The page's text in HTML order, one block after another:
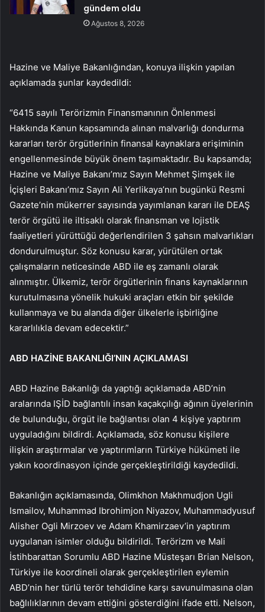
gündem oldu
Ağustos 8, 2026
Hazine ve Maliye Bakanlığından, konuya ilişkin yapılan
açıklamada şunlar kaydedildi:
“6415 sayılı Terörizmin Finansmanının Önlenmesi
Hakkında Kanun kapsamında alınan malvarlığı dondurma
kararları terör örgütlerinin finansal kaynaklara erişiminin
engellenmesinde büyük önem taşımaktadır. Bu kapsamda;
Hazine ve Maliye Bakanı’mız Sayın Mehmet Şimşek ile
İçişleri Bakanı’mız Sayın Ali Yerlikaya’nın bugünkü Resmi
Gazete’nin mükerrer sayısında yayımlanan kararı ile DEAŞ
terör örgütü ile iltisaklı olarak finansman ve lojistik
faaliyetleri yürüttüğü değerlendirilen 3 şahsın malvarlıkları
dondurulmuştur. Söz konusu karar, yürütülen ortak
çalışmaların neticesinde ABD ile eş zamanlı olarak
alınmıştır. Ülkemiz, terör örgütlerinin finans kaynaklarının
kurutulmasına yönelik hukuki araçları etkin bir şekilde
kullanmaya ve bu alanda diğer ülkelerle işbirliğine
kararlılıkla devam edecektir.”
ABD HAZİNE BAKANLIĞI’NIN AÇIKLAMASI
ABD Hazine Bakanlığı da yaptığı açıklamada ABD’nin
aralarında IŞİD bağlantılı insan kaçakçılığı ağının üyelerinin
de bulunduğu, örgüt ile bağlantısı olan 4 kişiye yaptırım
uyguladığını bildirdi. Açıklamada, söz konusu kişilere
ilişkin araştırmalar ve yaptırımların Türkiye hükümeti ile
yakın koordinasyon içinde gerçekleştirildiği kaydedildi.
Bakanlığın açıklamasında, Olimkhon Makhmudjon Ugli
Ismailov, Muhammad Ibrohimjon Niyazov, Muhammadyusuf
Alisher Ogli Mirzoev ve Adam Khamirzaev’in yaptırım
uygulanan isimler olduğu bildirildi. Terörizm ve Mali
İstihbarattan Sorumlu ABD Hazine Müsteşarı Brian Nelson,
Türkiye ile koordineli olarak gerçekleştirilen eylemin
ABD’nin her türlü terör tehdidine karşı savunulmasına olan
bağlılıklarının devam ettiğini gösterdiğini ifade etti. Nelson,